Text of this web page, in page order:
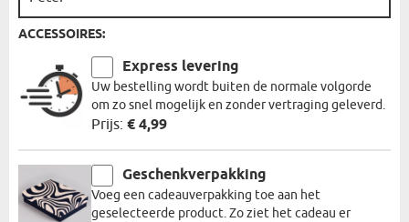
ACCESSOIRES:
Express levering
Uw bestelling wordt buiten de normale volgorde
om zo snel mogelijk en zonder vertraging geleverd.
Prijs: € 4,99
Geschenkverpakking
Voeg een cadeauverpakking toe aan het
geselecteerde product. Zo ziet het cadeau er